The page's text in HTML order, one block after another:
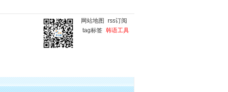
网站地图
rss订阅
tag标签 韩语工具